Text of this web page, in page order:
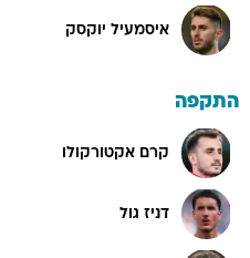
איסמעיל יוקסק
התקפה
קרם אקטורקולו
דניז גול